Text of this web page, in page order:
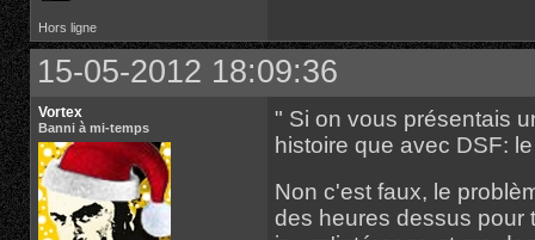
Hors ligne
15-05-2012 18:09:36
Vortex
Banni à mi-temps
" Si on vous présentais
histoire que avec DSF:
Non c'est faux, le
des heures dessus pour